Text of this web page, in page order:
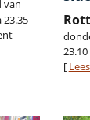
van
[